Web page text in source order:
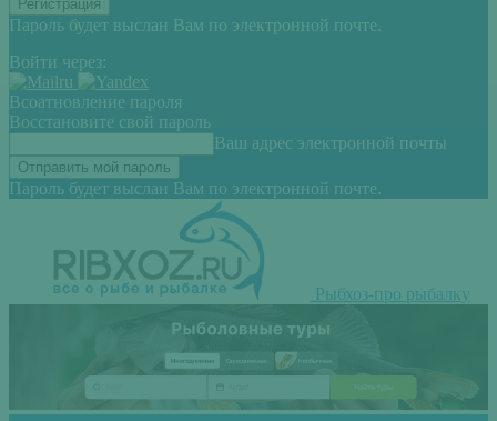
Пароль будет выслан Вам по электронной почте.
Войти через:
Всоатновление пароля
Восстановите свой пароль
Ваш адрес электронной почты
Пароль будет выслан Вам по электронной почте.
Рыбхоз-про рыбалку